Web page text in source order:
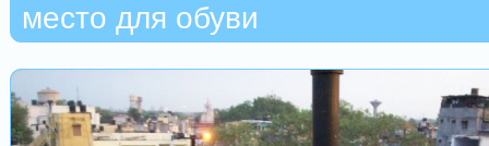
место для обуви